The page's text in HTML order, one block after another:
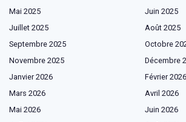
Mai 2025
Juin 2025
Juillet 2025
Août 2025
Septembre 2025
Octobre
Novembre 2025
Décembre
Janvier 2026
Février 2026
Mars 2026
Avril 2026
Mai 2026
Juin 2026